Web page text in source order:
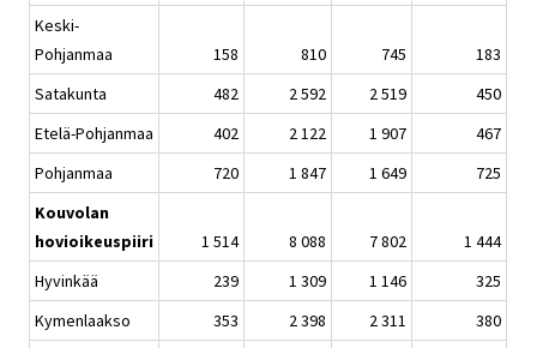
Keski-
Pohjanmaa
158 810 745
183
Satakunta
482 2 592 2 519
450
Etelä-Pohjanmaa
402 2 122 1 907
467
Pohjanmaa
720 1 847 1 649
725
Kouvolan
hovioikeuspiiri
1 514 8 088 7 802
1 444
Hyvinkää
239 1 309 1 146
325
Kymenlaakso
353 2 398 2 311
380